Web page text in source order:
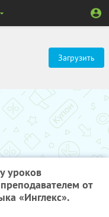
Загрузить
уроков
от
«Инглекс».